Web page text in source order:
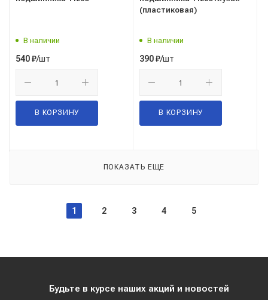
В наличии
540₽/шт
В КОРЗИНУ
(пластиковая)
В наличии
390₽/шт
В КОРЗИНУ
ПОКАЗАТЬ ЕЩЕ
1 2 3 4 5
Будьте в курсе наших акций и новостей